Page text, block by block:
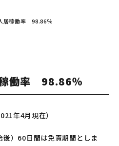
居稼働率 98.86％
働率 98.86％
年4月現在）
）60日間は免責期間としま